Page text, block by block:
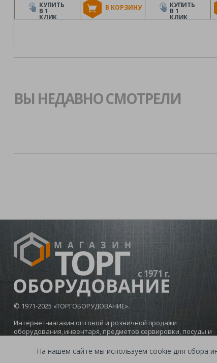
В КОРЗИНУ
КУПИТЬ
В 1
КЛИК
КУПИТЬ
В 1
КЛИК
ВЫ НЕДАВНО СМОТРЕЛИ
© 1971-2025 «ТОРГОБОРУДОВАНИЕ».
Интернет-магазин оптовой и розничной продажи
оборудования, инвентаря, предметов сервировки, посуды и
На нашем сайте мы используем cookie для сбора